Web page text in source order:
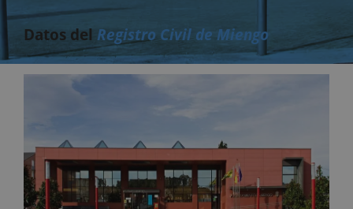
Datos del Registro Civil de Miengo